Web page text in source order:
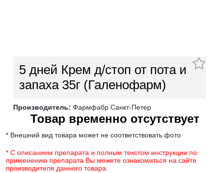
5 дней Крем д/стоп от пота и
запаха 35г (Галенофарм)
Производитель: Фармфабр Санкт-Петер
Товар временно отсутствует
* Внешний вид товара может не соответствовать фото
* С описанием препарата и полным текстом инструкции по
применению препарата Вы можете ознакомиться на сайте
производителя данного товара.